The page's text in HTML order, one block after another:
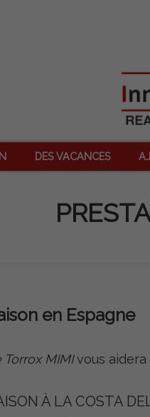
DES VACANCES
en Espagne
MIMIvous aidera
À LA COSTA